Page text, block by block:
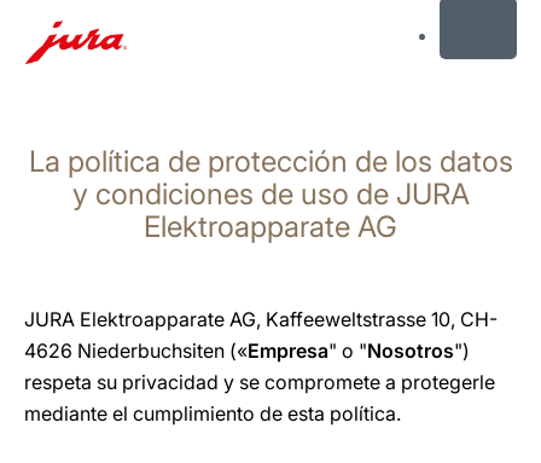
contenido
La política de protección de los datos
y condiciones de uso de JURA
Elektroapparate AG
JURA Elektroapparate AG, Kaffeeweltstrasse 10, CH-
4626 Niederbuchsiten («Empresa" o "Nosotros")
respeta su privacidad y se compromete a protegerle
mediante el cumplimiento de esta política.